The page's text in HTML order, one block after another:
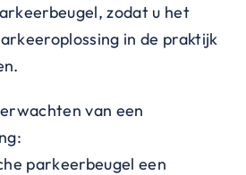
zodat u het
in de praktijk
van een
parkeerbeugel een